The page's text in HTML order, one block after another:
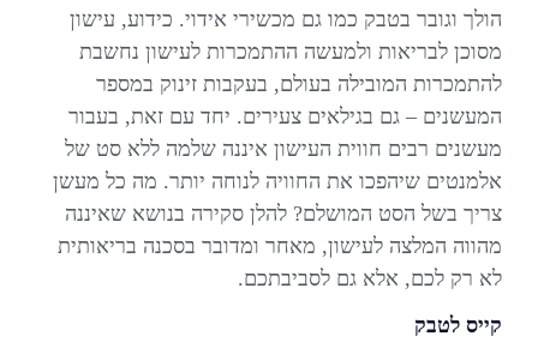
הולך וגובר בטבק כמו גם מכשירי אידוי. כידוע, עישון
מסוכן לבריאות ולמעשה ההתמכרות לעישון נחשבת
להתמכרות המובילה בעולם, בעקבות זינוק במספר
המעשנים – גם בגילאים צעירים. יחד עם זאת, בעבור
מעשנים רבים חווית העישון איננה שלמה ללא סט של
אלמנטים שיהפכו את החוויה לנוחה יותר. מה כל מעשן
צריך בשל הסט המושלם? להלן סקירה בנושא שאיננה
מהווה המלצה לעישון, מאחר ומדובר בסכנה בריאותית
לא רק לכם, אלא גם לסביבתכם.
קייס לטבק